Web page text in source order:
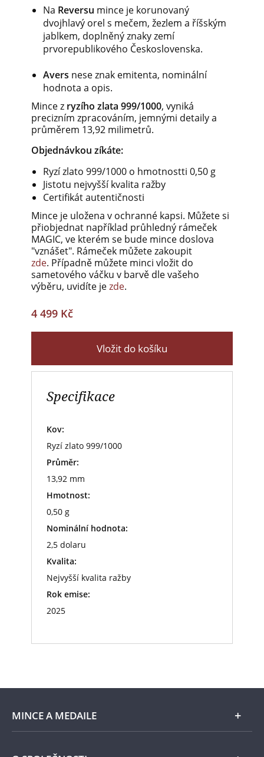
Na Reversu mince je korunovaný
dvojhlavý orel s mečem, žezlem a říšským
jablkem, doplněný znaky zemí
prvorepublikového Československa.
Avers nese znak emitenta, nominální
hodnota a opis.
Mince z ryzího zlata 999/1000, vyniká
precizním zpracováním, jemnými detaily a
průměrem 13,92 milimetrů.
Objednávkou zíkáte:
Ryzí zlato 999/1000 o hmotnostti 0,50 g
Jistotu nejvyšší kvalita ražby
Certifikát autentičnosti
Mince je uložena v ochranné kapsi. Můžete si
přiobjednat například průhledný rámeček
MAGIC, ve kterém se bude mince doslova
"vznášet". Rámeček můžete zakoupit
zde. Případně můžete minci vložit do
sametového váčku v barvě dle vašeho
výběru, uvidíte jezde.
4 499 Kč
Vložit do košíku
Specifikace
Kov:
Ryzí zlato 999/1000
Průměr:
13,92 mm
Hmotnost:
0,50 g
Nominální hodnota:
2,5 dolaru
Kvalita:
Nejvyšší kvalita ražby
Rok emise:
2025
MINCE A MEDAILE